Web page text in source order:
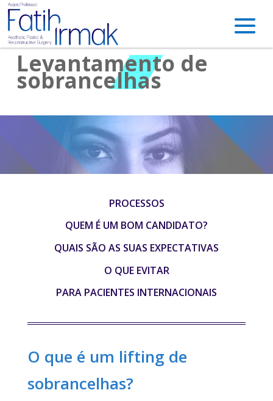
Levantamento de
sobrancelhas
PROCESSOS
QUEM É UM BOM CANDIDATO?
QUAIS SÃO AS SUAS EXPECTATIVAS
O QUE EVITAR
PARA PACIENTES INTERNACIONAIS
O que é um lifting de
sobrancelhas?